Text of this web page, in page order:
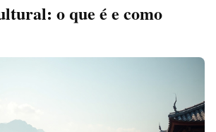
o que é e como